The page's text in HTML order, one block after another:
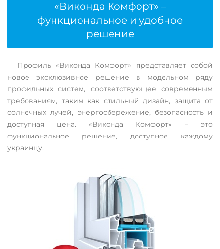
«Виконда Комфорт» –
функциональное и удобное
решение
Профиль «Виконда Комфорт» представляет собой
новое эксклюзивное решение в модельном ряду
профильных систем, соответствующее современным
требованиям, таким как стильный дизайн, защита от
солнечных лучей, энергосбережение, безопасность и
доступная цена. «Виконда Комфорт» – это
функциональное решение, доступное каждому
украинцу.